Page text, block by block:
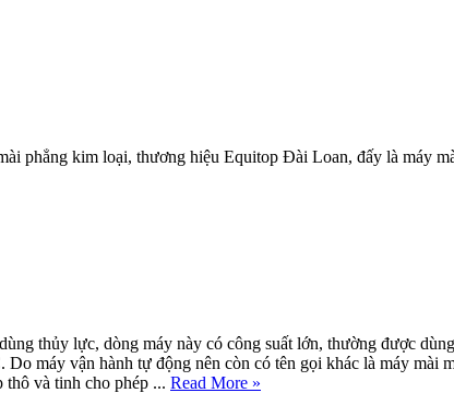
phẳng kim loại, thương hiệu Equitop Đài Loan, đấy là máy
thủy lực, dòng máy này có công suất lớn, thường được
máy vận hành tự động nên còn có tên gọi khác là máy
và tinh cho phép ... Read More »